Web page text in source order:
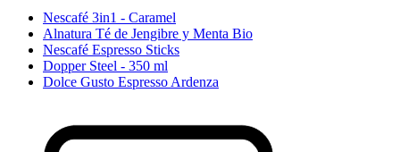
Nescafé 3in1 - Caramel
Alnatura Té de Jengibre y Menta Bio
Nescafé Espresso Sticks
Dopper Steel - 350 ml
Dolce Gusto Espresso Ardenza